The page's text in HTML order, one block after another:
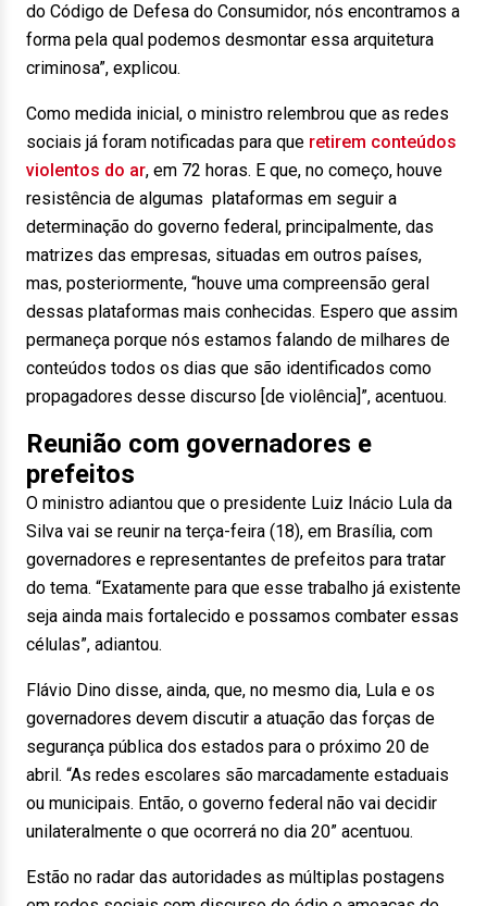
do Código de Defesa do Consumidor, nós encontramos a
forma pela qual podemos desmontar essa arquitetura
criminosa”, explicou.
Como medida inicial, o ministro relembrou que as redes
sociais já foram notificadas para que retirem conteúdos
violentos do ar, em 72 horas. E que, no começo, houve
resistência de algumas plataformas em seguir a
determinação do governo federal, principalmente, das
matrizes das empresas, situadas em outros países,
mas, posteriormente, “houve uma compreensão geral
dessas plataformas mais conhecidas. Espero que assim
permaneça porque nós estamos falando de milhares de
conteúdos todos os dias que são identificados como
propagadores desse discurso [de violência]”, acentuou.
Reunião com governadores e
prefeitos
O ministro adiantou que o presidente Luiz Inácio Lula da
Silva vai se reunir na terça-feira (18), em Brasília, com
governadores e representantes de prefeitos para tratar
do tema. “Exatamente para que esse trabalho já existente
seja ainda mais fortalecido e possamos combater essas
células”, adiantou.
Flávio Dino disse, ainda, que, no mesmo dia, Lula e os
governadores devem discutir a atuação das forças de
segurança pública dos estados para o próximo 20 de
abril. “As redes escolares são marcadamente estaduais
ou municipais. Então, o governo federal não vai decidir
unilateralmente o que ocorrerá no dia 20” acentuou.
Estão no radar das autoridades as múltiplas postagens